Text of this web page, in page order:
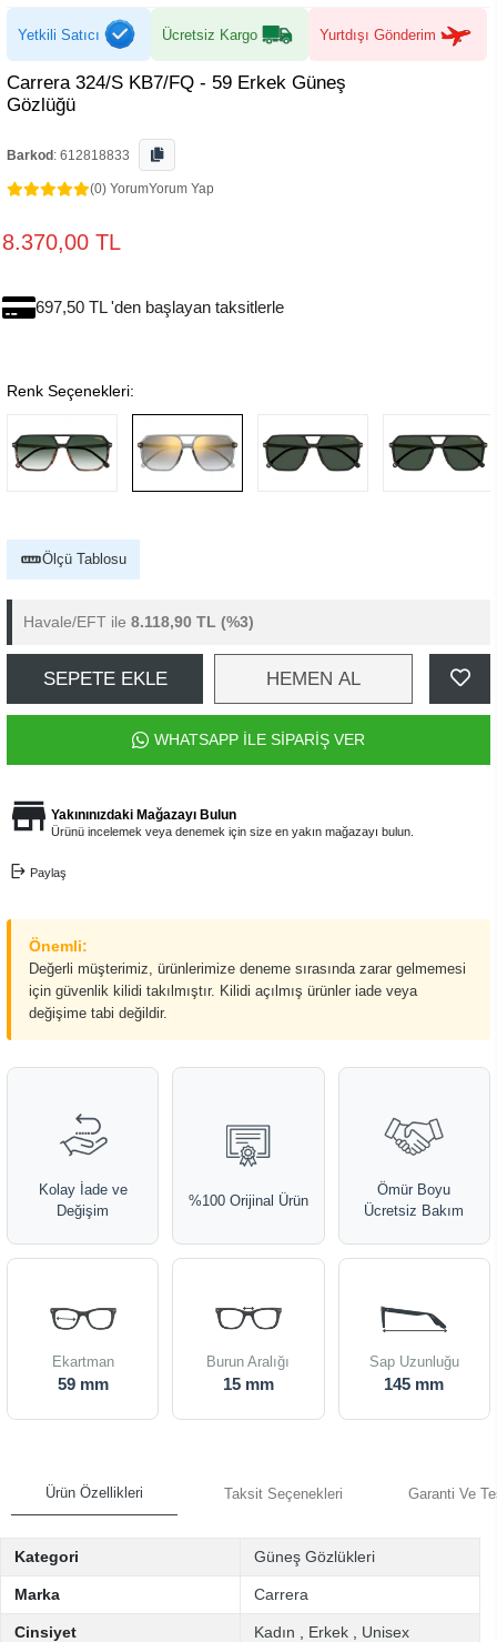
Yetkili Satıcı Ücretsiz Kargo Yurtdışı Gönderim
Carrera 324/S KB7/FQ - 59 Erkek Güneş
Gözlüğü
Barkod : 612818833
(0) YorumYorum Yap
8.370,00 TL
697,50 TL 'den başlayan taksitlerle
Renk Seçenekleri:
Ölçü Tablosu
Havale/EFT ile 8.118,90 TL (%3)
SEPETE EKLE HEMEN AL
WHATSAPP İLE SİPARİŞ VER
Yakınınızdaki Mağazayı Bulun
Ürünü incelemek veya denemek için size en yakın mağazayı bulun.
Paylaş
Önemli:
Değerli müşterimiz, ürünlerimize deneme sırasında zarar gelmemesi
için güvenlik kilidi takılmıştır. Kilidi açılmış ürünler iade veya
değişime tabi değildir.
Kolay İade ve
Değişim
%100 Orijinal Ürün
Ömür Boyu
Ücretsiz Bakım
Ekartman
59 mm
Burun Aralığı
15 mm
Sap Uzunluğu
145 mm
Ürün Özellikleri Taksit Seçenekleri Garanti Ve
Kategori Güneş Gözlükleri
Marka Carrera
Cinsiyet Kadın Erkek Unisex